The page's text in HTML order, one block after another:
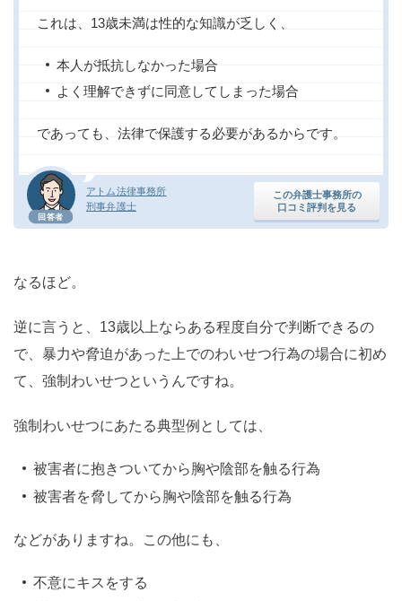
回答者
アトム法律事務所
刑事弁護士
この弁護士事務所の
口コミ評判を見る
これは、13歳未満は性的な知識が乏しく、
本人が抵抗しなかった場合
よく理解できずに同意してしまった場合
であっても、法律で保護する必要があるからです。
なるほど。
逆に言うと、13歳以上ならある程度自分で判断できるの
で、暴力や脅迫があった上でのわいせつ行為の場合に初め
て、強制わいせつというんですね。
強制わいせつにあたる典型例としては、
被害者に抱きついてから胸や陰部を触る行為
被害者を脅してから胸や陰部を触る行為
などがありますね。この他にも、
不意にキスをする